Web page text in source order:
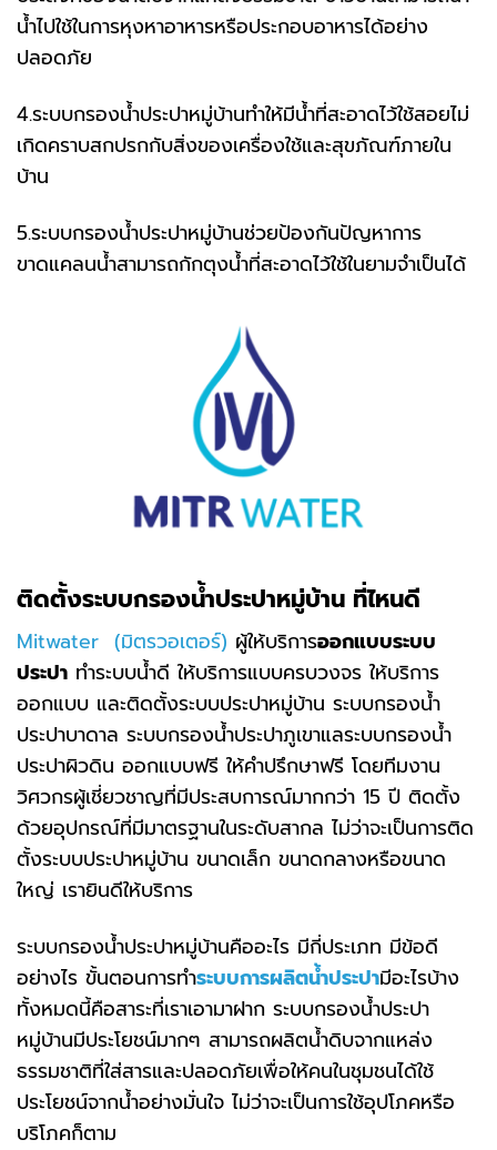
น้ำไปใช้ในการหุงหาอาหารหรือประกอบอาหารได้อย่าง
ปลอดภัย
4.ระบบกรองน้ำประปาหมู่บ้านทำให้มีน้ำที่สะอาดไว้ใช้สอยไม่
เกิดคราบสกปรกกับสิ่งของเครื่องใช้และสุขภัณฑ์ภายใน
บ้าน
5.ระบบกรองน้ำประปาหมู่บ้านช่วยป้องกันปัญหาการ
ขาดแคลนน้ำสามารถกักตุงน้ำที่สะอาดไว้ใช้ในยามจำเป็นได้
ติดตั้งระบบกรองน้ำประปาหมู่บ้าน ที่ไหนดี
Mitwater (มิตรวอเตอร์) ผู้ให้บริการออกแบบระบบ
ประปา ทำระบบน้ำดี ให้บริการแบบครบวงจร ให้บริการ
ออกแบบ และติดตั้งระบบประปาหมู่บ้าน ระบบกรองน้ำ
ประปาบาดาล ระบบกรองน้ำประปาภูเขาแลระบบกรองน้ำ
ประปาผิวดิน ออกแบบฟรี ให้คำปรึกษาฟรี โดยทีมงาน
วิศวกรผู้เชี่ยวชาญที่มีประสบการณ์มากกว่า 15 ปี ติดตั้ง
ด้วยอุปกรณ์ที่มีมาตรฐานในระดับสากล ไม่ว่าจะเป็นการติด
ตั้งระบบประปาหมู่บ้าน ขนาดเล็ก ขนาดกลางหรือขนาด
ใหญ่ เรายินดีให้บริการ
ระบบกรองน้ำประปาหมู่บ้านคืออะไร มีกี่ประเภท มีข้อดี
อย่างไร ขั้นตอนการทำระบบการผลิตน้ำประปามีอะไรบ้าง
ทั้งหมดนี้คือสาระที่เราเอามาฝาก ระบบกรองน้ำประปา
หมู่บ้านมีประโยชน์มากๆ สามารถผลิตน้ำดิบจากแหล่ง
ธรรมชาติที่ใส่สารและปลอดภัยเพื่อให้คนในชุมชนได้ใช้
ประโยชน์จากน้ำอย่างมั่นใจ ไม่ว่าจะเป็นการใช้อุปโภคหรือ
บริโภคก็ตาม